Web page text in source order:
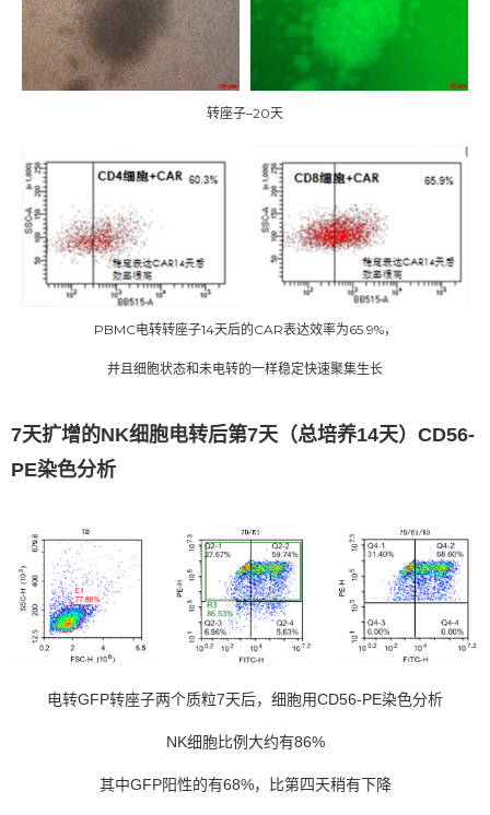
转座子–20天
PBMC电转转座子14天后的CAR表达效率为65.9%，
并且细胞状态和未电转的一样稳定快速聚集生长
7天扩增的NK细胞电转后第7天（总培养14天）CD56-
PE染色分析
电转GFP转座子两个质粒7天后，细胞用CD56-PE染色分析
NK细胞比例大约有86%
其中GFP阳性的有68%，比第四天稍有下降